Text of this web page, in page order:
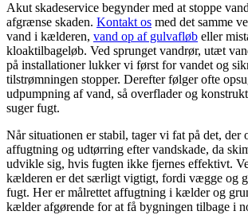
Akut skadeservice begynder med at stoppe
afgrænse skaden. Kontakt os med det samme
vand i kælderen, vand op af gulvafløb eller
kloaktilbageløb. Ved sprunget vandrør, utæt
på installationer lukker vi først for vandet og
tilstrømningen stopper. Derefter følger ofte
udpumpning af vand, så overflader og
suger fugt.
Når situationen er stabil, tager vi fat på det, der
affugtning og udtørring efter vandskade, da
udvikle sig, hvis fugten ikke fjernes effektivt.
kælderen er det særligt vigtigt, fordi vægge og
fugt. Her er målrettet affugtning i kælder og
kælder afgørende for at få bygningen tilbage i